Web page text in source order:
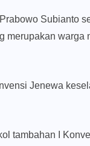
Subianto
merupakan warga
Jenewa
tambahan I